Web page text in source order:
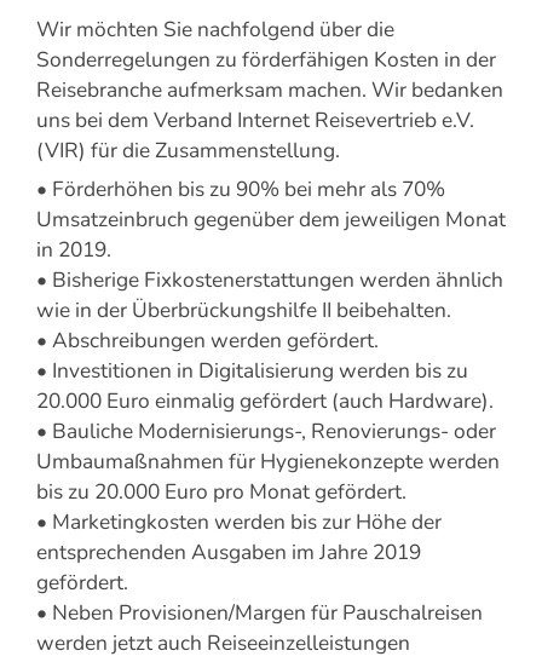
Wir möchten Sie nachfolgend über die
Sonderregelungen zu förderfähigen Kosten in der
Reisebranche aufmerksam machen. Wir bedanken
uns bei dem Verband Internet Reisevertrieb e.V.
(VIR) für die Zusammenstellung.
• Förderhöhen bis zu 90% bei mehr als 70%
Umsatzeinbruch gegenüber dem jeweiligen Monat
in 2019.
• Bisherige Fixkostenerstattungen werden ähnlich
wie in der Überbrückungshilfe II beibehalten.
• Abschreibungen werden gefördert.
• Investitionen in Digitalisierung werden bis zu
20.000 Euro einmalig gefördert (auch Hardware).
• Bauliche Modernisierungs-, Renovierungs- oder
Umbaumaßnahmen für Hygienekonzepte werden
bis zu 20.000 Euro pro Monat gefördert.
• Marketingkosten werden bis zur Höhe der
entsprechenden Ausgaben im Jahre 2019
gefördert.
• Neben Provisionen/Margen für Pauschalreisen
werden jetzt auch Reiseeinzelleistungen